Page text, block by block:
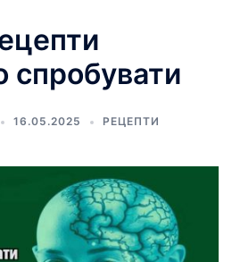
спробувати
16.05.2025 РЕЦЕПТИ